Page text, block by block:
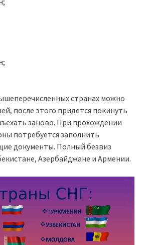
странах можно
после этого придется покинуть
заново. При прохождении
потребуется заполнить
документы. Полный безвиз
Азербайджане и Армении.